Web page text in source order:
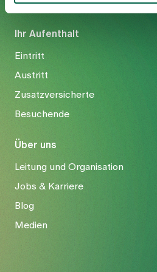
Ihr Aufenthalt
Eintritt
Austritt
Zusatzversicherte
Besuchende
Über uns
Leitung und Organisation
Jobs & Karriere
Blog
Medien